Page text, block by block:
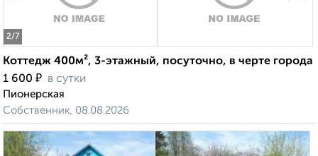
2/7
Коттедж 400м², 3-этажный, посуточно, в черте города
1 600 ₽ в сутки
Пионерская
Собственник, 08.08.2026